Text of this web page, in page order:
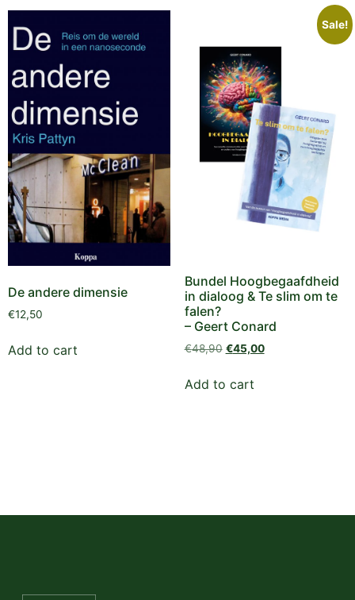
De andere dimensie
€12,50
Add to cart
Sale!
Bundel Hoogbegaafdheid
in dialoog & Te slim om te
falen?
– Geert Conard
€48,90 €45,00
Add to cart